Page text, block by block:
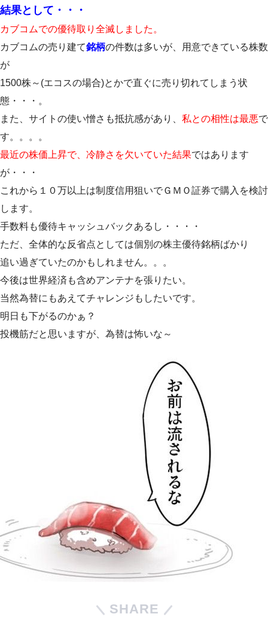
結果として・・・
カブコムでの優待取り全滅しました。
カブコムの売り建て銘柄の件数は多いが、用意できている株数
が
1500株～(エコスの場合)とかで直ぐに売り切れてしまう状
態・・・。
また、サイトの使い憎さも抵抗感があり、 私との相性は最悪で
す。。。。
最近の株価上昇で、冷静さを欠いていた結果ではあります
が・・・
これから１０万以上は制度信用狙いでＧＭＯ証券で購入を検討
します。
手数料も優待キャッシュバックあるし・・・・
ただ、全体的な反省点としては個別の株主優待銘柄ばかり
追い過ぎていたのかもしれません。。。
今後は世界経済も含めアンテナを張りたい。
当然為替にもあえてチャレンジもしたいです。
明日も下がるのかぁ？
投機筋だと思いますが、為替は怖いな～
SHARE